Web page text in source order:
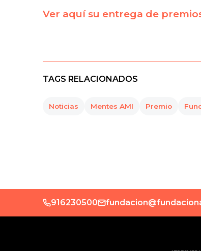
Ver aquí su entrega de
TAGS RELACIONADOS
Noticias Mentes AMI Premio
916230500